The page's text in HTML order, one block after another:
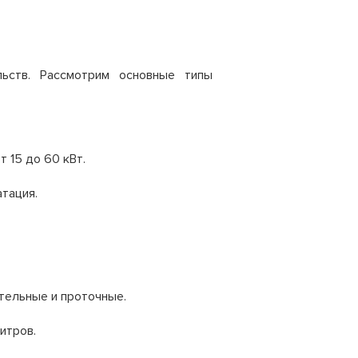
Рассмотрим основные типы
15 до 60 кВт.
и проточные.